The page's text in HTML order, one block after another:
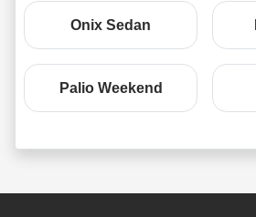
Onix Sedan
Palio Weekend